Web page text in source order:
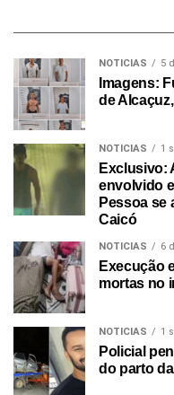
NOTICIAS 5
Imagens:
de
NOTICIAS 1
Exclusivo:
envolvido
Pessoa se
Caicó
NOTICIAS 6
Execução
mortas no
NOTICIAS 1
Policial
do parto